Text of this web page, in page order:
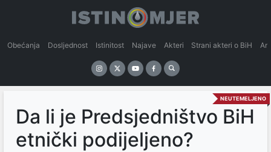
Obećanja Dosljednost Istinitost Najave Akteri Strani akteri o BiH
NEUTEMELJENO
Da li je Predsjedništvo BiH
etnički podijeljeno?